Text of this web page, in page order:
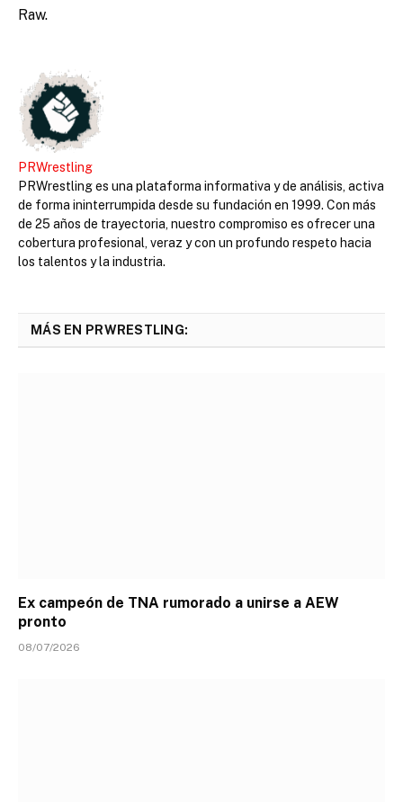
Raw.
PRWrestling
PRWrestling es una plataforma informativa y de análisis, activa
de forma ininterrumpida desde su fundación en 1999. Con más
de 25 años de trayectoria, nuestro compromiso es ofrecer una
cobertura profesional, veraz y con un profundo respeto hacia
los talentos y la industria.
MÁS EN PRWRESTLING:
Ex campeón de TNA rumorado a unirse a AEW
pronto
08/07/2026